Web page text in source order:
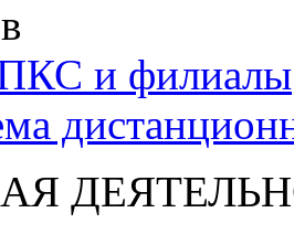
и филиалы